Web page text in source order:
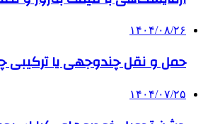
۱۴۰۴/۰۸/۲۶
حمل و نقل چندوجهی یا
۱۴۰۴/۰۷/۲۵